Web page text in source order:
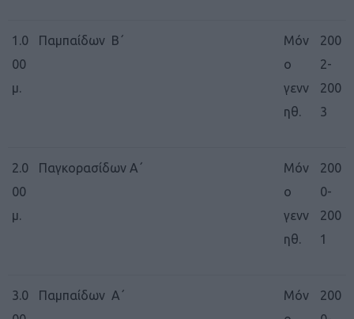
1.0
00
μ.
Παμπαίδων Β΄
Μόν
ο
γενν
ηθ.
200
2-
200
3
2.0
00
μ.
Παγκορασίδων Α΄
Μόν
ο
γενν
ηθ.
200
0-
200
1
3.0
Παμπαίδων Α΄
Μόν
200